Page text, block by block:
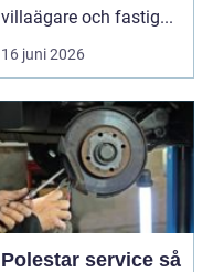
villaägare och fastig...
16 juni 2026
Polestar service så